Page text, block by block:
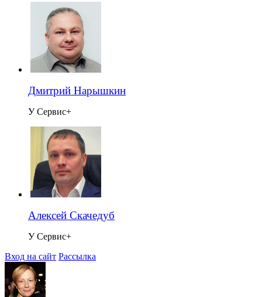
Дмитрий Нарышкин
У Сервис+
Алексей Скачедуб
У Сервис+
Вход на сайт Рассылка